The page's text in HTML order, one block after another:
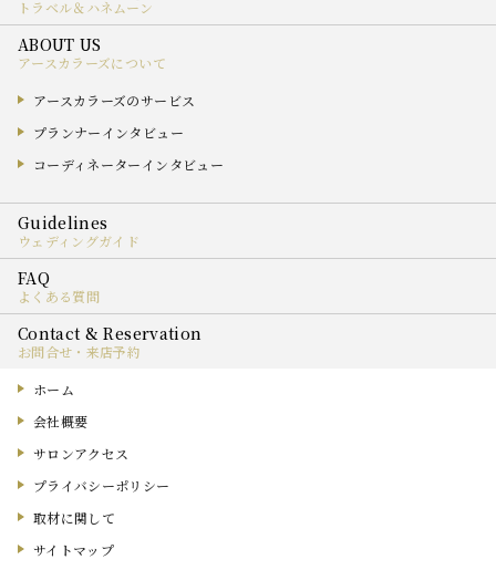
トラベル＆ハネムーン
アースカラーズについて
アースカラーズのサービス
プランナーインタビュー
コーディネーターインタビュー
ウェディングガイド
よくある質問
お問合せ・来店予約
ホーム
会社概要
サロンアクセス
プライバシーポリシー
取材に関して
サイトマップ